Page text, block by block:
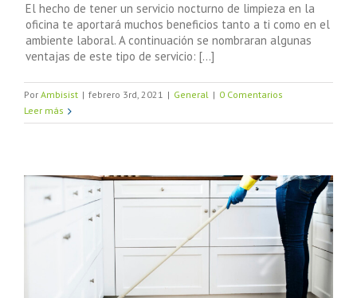
El hecho de tener un servicio nocturno de limpieza en la
oficina te aportará muchos beneficios tanto a ti como en el
ambiente laboral. A continuación se nombraran algunas
ventajas de este tipo de servicio: [...]
Por Ambisist | febrero 3rd, 2021 | General | 0 Comentarios
Leer más